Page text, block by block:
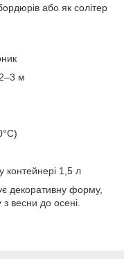
або як солітер
м
контейнері 1,5 л
декоративну форму,
весни до осені.